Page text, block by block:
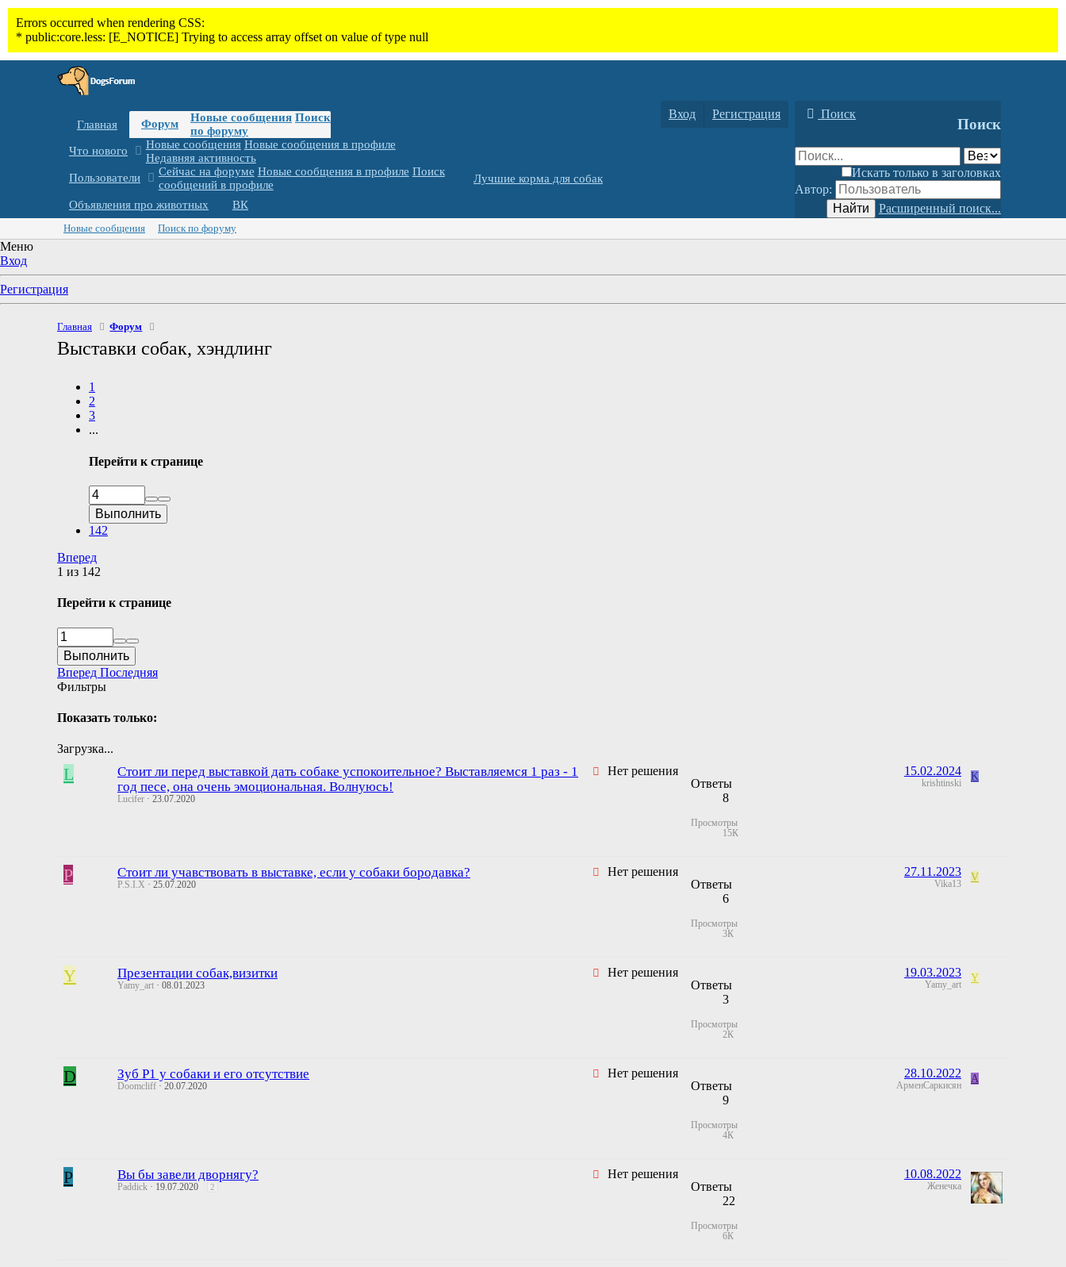
Главная Форум Новые сообщения Поиск
по форуму
Что нового
Новые сообщения Новые сообщения в профиле
Недавняя активность
Пользователи
Сейчас на форуме Новые сообщения в профиле Поиск
сообщений в профиле
Лучшие корма для собак
Объявления про животных ВК
Вход Регистрация Поиск
Поиск
Искать только в заголовках
Автор:
Найти
Расширенный поиск...
Новые сообщения Поиск по форуму
Меню
Вход
Регистрация
Главная Форум
Выставки собак, хэндлинг
1
2
3
...
Перейти к странице
Выполнить
142
Вперед
1 из 142
Перейти к странице
Выполнить
Вперед Последняя
Фильтры
Показать только:
Загрузка...
L Нет решения
Стоит ли перед выставкой дать собаке успокоительное? Выставляемся 1 раз - 1
год песе, она очень эмоциональная. Волнуюсь!
Lucifer 23.07.2020
Ответы
8
Просмотры
15К
15.02.2024
krishtinski
K
P Нет решения
Стоит ли учавствовать в выставке, если у собаки бородавка?
P.S.I.X 25.07.2020
Ответы
6
Просмотры
3К
27.11.2023
Vika13
V
Y Нет решения
Презентации собак,визитки
Yamy_art 08.01.2023
Ответы
3
Просмотры
2К
19.03.2023
Yamy_art
Y
D Нет решения
Зуб P1 у собаки и его отсутствие
Doomcliff 20.07.2020
Ответы
9
Просмотры
4К
28.10.2022
АрменСаркисян
А
P Нет решения
Вы бы завели дворнягу?
Paddick 19.07.2020 2
Ответы
22
Просмотры
6К
10.08.2022
Женечка